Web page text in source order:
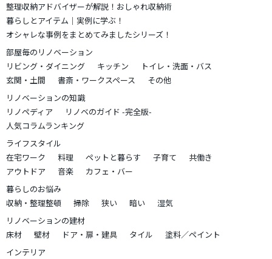
整理収納アドバイザーが解説！おしゃれ収納術
暮らしとアイテム｜実例に学ぶ！
オシャレな事例をまとめてみましたシリーズ！
部屋毎のリノベーション
リビング・ダイニング
キッチン
トイレ・洗面・バス
玄関・土間
書斎・ワークスペース
その他
リノベーションの知識
リノペディア
リノベのガイド -完全版-
人気コラムランキング
ライフスタイル
在宅ワーク
料理 ペットと暮らす 子育て
共働き
アウトドア
音楽
カフェ・バー
暮らしのお悩み
収納・整理整頓
掃除 狭い 暗い
湿気
リノベーションの建材
床材
壁材 ドア・扉・建具 タイル
塗料／ペイント
インテリア